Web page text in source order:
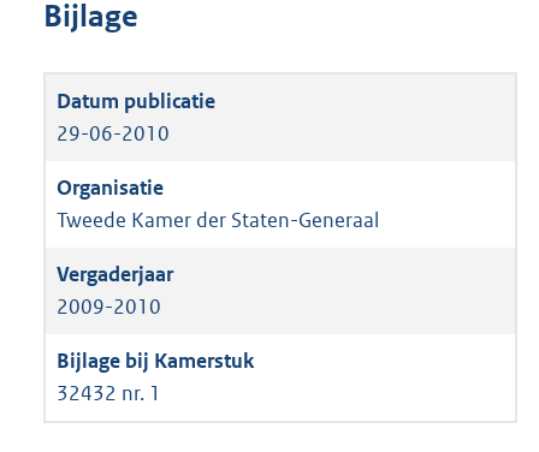
Bijlage
29-06-2010
Tweede Kamer der Staten-Generaal
2009-2010
32432 nr. 1